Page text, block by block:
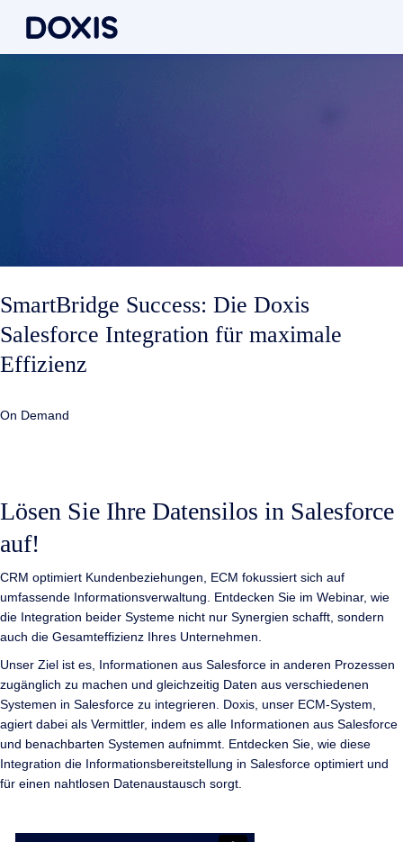
SmartBridge Success: Die Doxis
Salesforce Integration für maximale
Effizienz
On Demand
Lösen Sie Ihre Datensilos in Salesforce
auf!
CRM optimiert Kundenbeziehungen, ECM fokussiert sich auf
umfassende Informationsverwaltung. Entdecken Sie im Webinar, wie
die Integration beider Systeme nicht nur Synergien schafft, sondern
auch die Gesamteffizienz Ihres Unternehmen.
Unser Ziel ist es, Informationen aus Salesforce in anderen Prozessen
zugänglich zu machen und gleichzeitig Daten aus verschiedenen
Systemen in Salesforce zu integrieren. Doxis, unser ECM-System,
agiert dabei als Vermittler, indem es alle Informationen aus Salesforce
und benachbarten Systemen aufnimmt. Entdecken Sie, wie diese
Integration die Informationsbereitstellung in Salesforce optimiert und
für einen nahtlosen Datenaustausch sorgt.